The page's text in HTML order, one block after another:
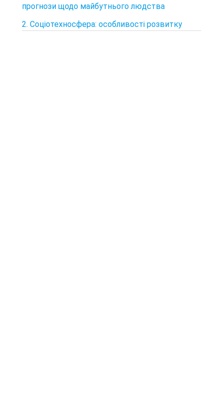
прогнози щодо майбутнього людства
2. Соціотехносфера: особливості розвитку